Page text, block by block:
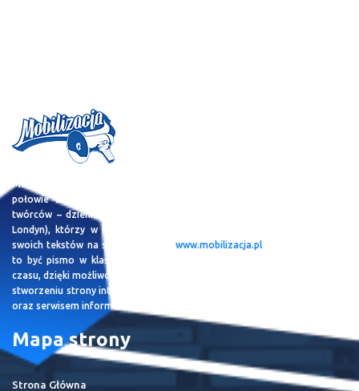
Magazyn MOBILIZACJA
połowie 2004 roku. Od tamtego czasu, zebraliśmy zespół młodych
twórców – dziennikarzy rozsianych po całej Polsce i nie tylko (Dublin,
Londyn), którzy w styczniu 2005 roku dostali możliwość publikowania
swoich tekstów na stronie serwisuwww.mobilizacja.pl
to być pismo w klasycznej – papierowej formie. Idąc jednak z duchem
czasu, dzięki możliwościom jakie daje dzisiaj Internet, zespół skupił się na
stworzeniu strony internetowej, będącej miejscem naszych rekomendacji
oraz serwisem informacyjnym.
Mapa strony
Strona Główna